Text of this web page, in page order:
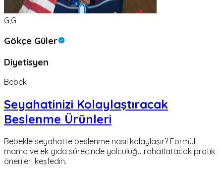
G,G
Gökçe Güler
Diyetisyen
Bebek
Seyahatinizi Kolaylaştıracak
Beslenme Ürünleri
Bebekle seyahatte beslenme nasıl kolaylaşır? Formül
mama ve ek gıda sürecinde yolculuğu rahatlatacak pratik
önerileri keşfedin.